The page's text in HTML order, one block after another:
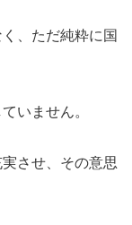
、ただ純粋に国
いません。
させ、その意思